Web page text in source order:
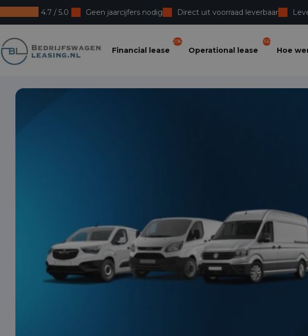
4.7 / 5.0 Geen jaarcijfers nodig Direct uit voorraad leverbaar
Bedrijfswagenleasing
Financial lease
296
Operational lease
156
Hoe